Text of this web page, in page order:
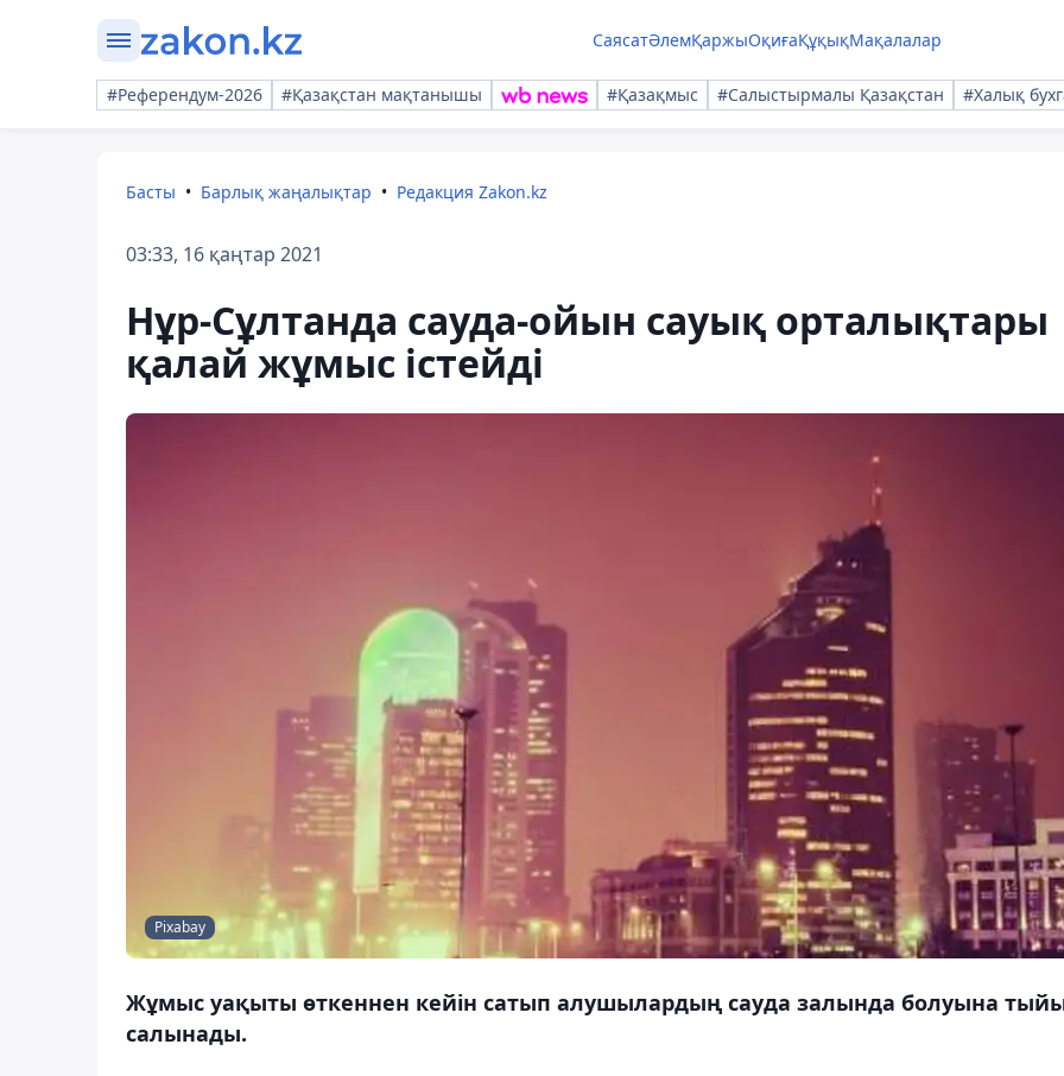
СаясатӘлемҚаржыОқиғаҚұқықМақалалар
#Референдум-2026 #Қазақстан мақтанышы #Қазақмыс #Салыстырмалы Қазақстан #Халық
Басты Барлық жаңалықтар Редакция Zakon.kz
03:33, 16 қаңтар 2021
Нұр-Сұлтанда сауда-ойын сауық орталықтары
қалай жұмыс істейді
Pixabay
Жұмыс уақыты өткеннен кейін сатып алушылардың сауда залында болуына
салынады.